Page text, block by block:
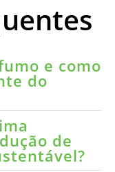
e como
do
de